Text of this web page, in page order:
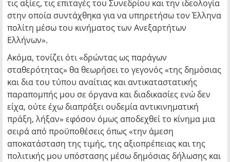
τις αξίες, τις επιταγές του Συνεδρίου και την ιδεολογία
στην οποία συντάχθηκα για να υπηρετήσω τον Έλληνα
πολίτη μέσω του κινήματος των Ανεξαρτήτων
Ελλήνων».
Ακόμα, τονίζει ότι «δρώντας ως παράγων
σταθερότητας» θα θεωρήσει το γεγονός «της δημόσιας
και δια του τύπου αναίτιας και αντικαταστατικής
παραπομπής μου σε όργανα και διαδικασίες ενώ δεν
είχα, ούτε έχω διαπράξει ουδεμία αντικινηματική
πράξη, λήξαν» εφόσον όμως αποδεχθεί το κίνημα μια
σειρά από προϋποθέσεις όπως «την άμεση
αποκατάσταση της τιμής, της αξιοπρέπειας και της
πολιτικής μου υπόστασης μέσω δημόσιας δήλωσης και